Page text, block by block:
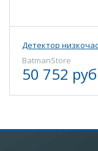
Детектор
BatmanStore
50 752